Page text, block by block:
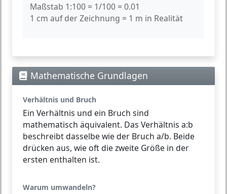
Maßstab 1:100 = 1/100 = 0.01
1 cm auf der Zeichnung = 1 m in Realität
Mathematische Grundlagen
Verhältnis und Bruch
Ein Verhältnis und ein Bruch sind
mathematisch äquivalent. Das Verhältnis a:b
beschreibt dasselbe wie der Bruch a/b. Beide
drücken aus, wie oft die zweite Größe in der
ersten enthalten ist.
Warum umwandeln?